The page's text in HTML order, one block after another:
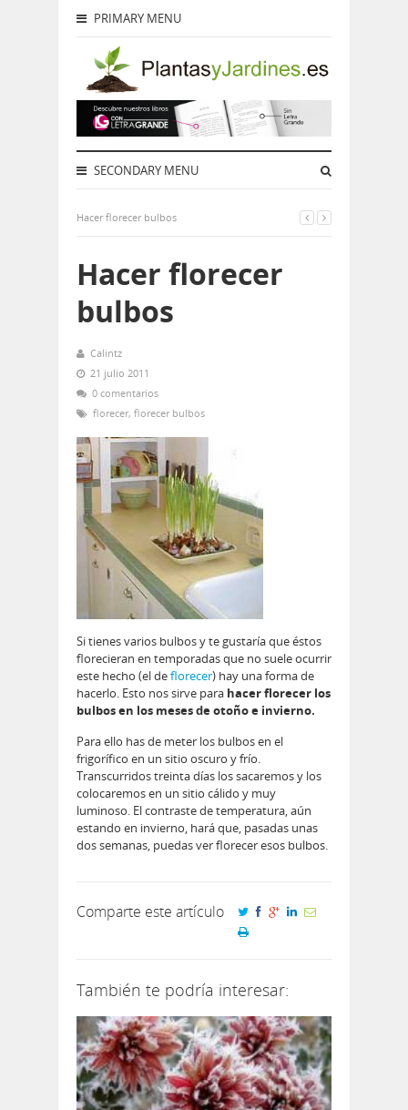
PRIMARY MENU
SECONDARY MENU
Hacer florecer bulbos
Hacer florecer
bulbos
Calintz
21 julio 2011
0 comentarios
florecer, florecer bulbos
Si tienes varios bulbos y te gustaría que éstos
florecieran en temporadas que no suele ocurrir
este hecho (el deflorecer) hay una forma de
hacerlo. Esto nos sirve para hacer florecer los
bulbos en los meses de otoño e invierno.
Para ello has de meter los bulbos en el
frigorífico en un sitio oscuro y frío.
Transcurridos treinta días los sacaremos y los
colocaremos en un sitio cálido y muy
luminoso. El contraste de temperatura, aún
estando en invierno, hará que, pasadas unas
dos semanas, puedas ver florecer esos bulbos.
Comparte este artículo
También te podría interesar: